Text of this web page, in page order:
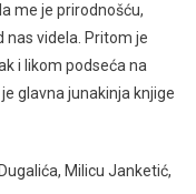
me je prirodnošću,
nas videla. Pritom je
i likom podseća na
glavna junakinja knjige
Milicu Janketić,